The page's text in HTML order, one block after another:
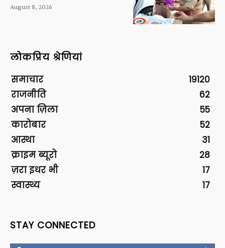
August 8, 2026
लोकप्रिय श्रेणियां
समाचार
19120
राजनीति
62
अपना ज़िला
55
कारोबार
52
आस्था
31
क्राइम ब्यूरो
28
ज़रा इधर भी
17
स्वास्थ्य
17
STAY CONNECTED